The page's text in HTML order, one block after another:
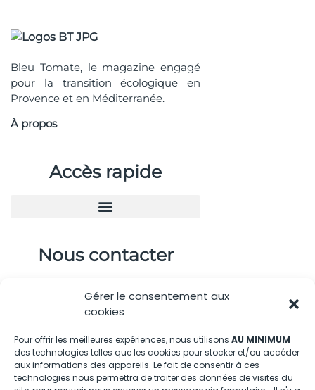
Gérer le consentement aux
cookies
Pour offrir les meilleures expériences, nous utilisons AU MINIMUM
des technologies telles que les cookies pour stocker et/ou accéder
aux informations des appareils. Le fait de consentir à ces
technologies nous permettra de traiter des données de visites du
Bleu Tomate, le magazine engagé
pour la transition écologique en
Provence et en Méditerranée.
À propos
Accès rapide
Nous contacter
contactBT@bleu-tomate.fr
Kit média
Kit média Bleu Tomate